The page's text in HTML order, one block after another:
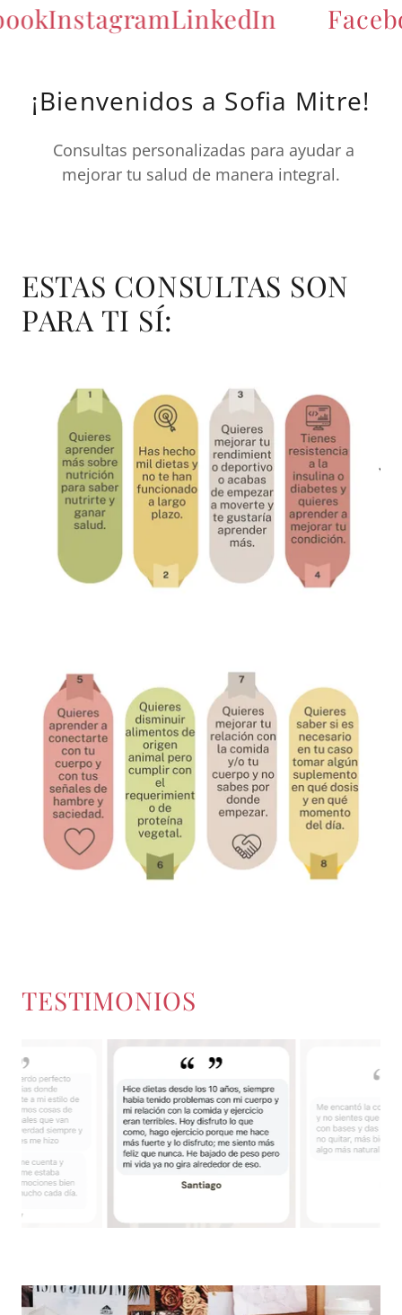
InstagramLinkedIn
¡Bienvenidos a Sofia Mitre!
Consultas personalizadas para ayudar a
mejorar tu salud de manera integral.
ESTAS CONSULTAS SON
PARA TI SÍ:
TESTIMONIOS